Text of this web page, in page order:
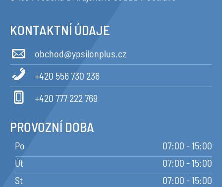
KONTAKTNÍ ÚDAJE
obchod@ypsilonplus.cz
+420 556 730 236
+420 777 222 769
PROVOZNÍ DOBA
Po
07:00 - 15:00
Út
07:00 - 15:00
St
07:00 - 15:00